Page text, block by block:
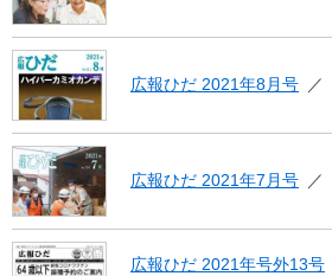
広報ひだ 2021年8月号
広報ひだ 2021年7月号
広報ひだ 2021年号外13号